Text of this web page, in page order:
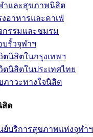
าและสุขภาพนิสิต
งอาหารและคาเฟ่
กรรมและชมรม
บรั้วจุฬาฯ
ตนิสิตในกรุงเทพฯ
ตนิสิตในประเทศไทย
ภาวะทางใจนิสิต
สิต
ย์บริการสุขภาพแห่งจุฬาฯ